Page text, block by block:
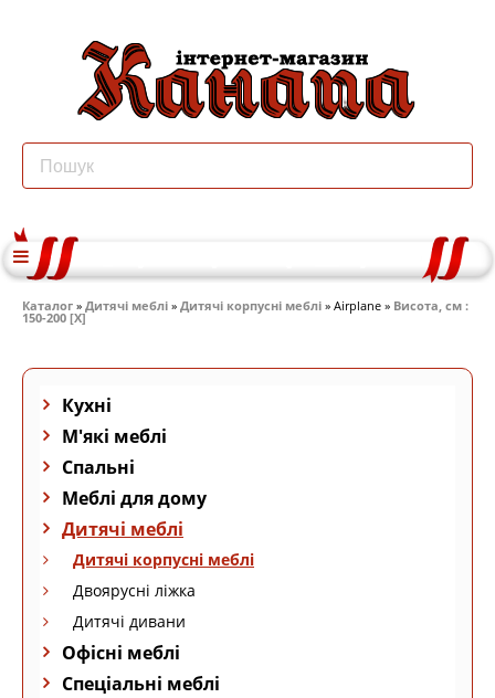
Каталог » Дитячі меблі » Дитячі корпусні меблі » Airplane » Висота, см :
150-200 [X]
Кухні
М'які меблі
Спальні
Меблі для дому
Дитячі меблі
Дитячі корпусні меблі
Двоярусні ліжка
Дитячі дивани
Офісні меблі
Спеціальні меблі